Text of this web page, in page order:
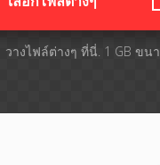
วางไฟล์ต่างๆ​ ที่นี่. 1 GB ขน